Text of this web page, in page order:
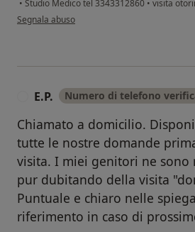
• Studio Medico tel 3343312860 • visita
secondo l'opinione dell'utente A.R.
Segnala abuso
E.P. Numero di telefono
Chiamato a domicilio.
tutte le nostre domande
visita. I miei genitori ne sono
pur dubitando della visita
Puntuale e chiaro nelle
riferimento in caso di